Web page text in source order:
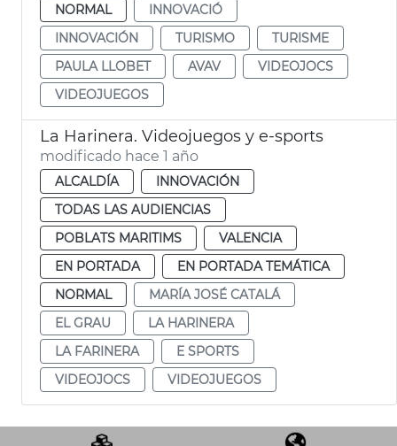
NORMAL
INNOVACIÓ
INNOVACIÓN
TURISMO
TURISME
PAULA LLOBET
AVAV
VIDEOJOCS
VIDEOJUEGOS
La Harinera. Videojuegos y e-sports
modificado hace 1 año
ALCALDÍA
INNOVACIÓN
TODAS LAS AUDIENCIAS
POBLATS MARITIMS
VALENCIA
EN PORTADA
EN PORTADA TEMÁTICA
NORMAL
MARÍA JOSÉ CATALÁ
EL GRAU
LA HARINERA
LA FARINERA
E SPORTS
VIDEOJOCS
VIDEOJUEGOS